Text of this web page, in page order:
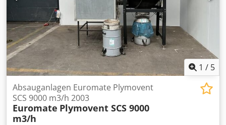
1 / 5
Absauganlagen Euromate Plymovent
SCS 9000 m3/h 2003
Euromate Plymovent SCS 9000
m3/h